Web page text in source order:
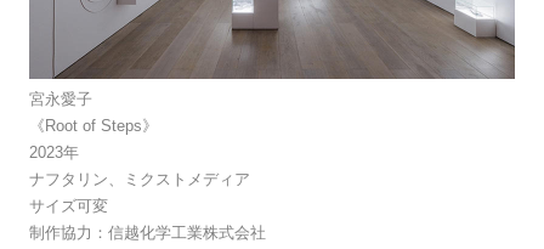
宮永愛子
《Root of Steps》
2023年
ナフタリン、ミクストメディア
サイズ可変
制作協力：信越化学工業株式会社